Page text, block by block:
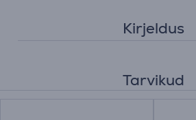
Kirjeldus
Tarvikud